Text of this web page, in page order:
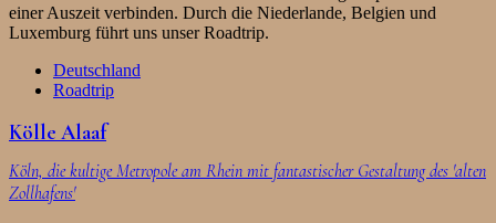
einer Auszeit verbinden. Durch die Niederlande, Belgien und
Luxemburg führt uns unser Roadtrip.
Deutschland
Roadtrip
Kölle Alaaf
Köln, die kultige Metropole am Rhein mit fantastischer Gestaltung des 'alten
Zollhafens'